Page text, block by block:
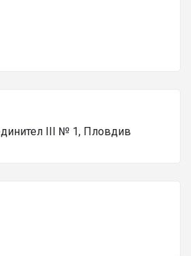
III № 1, Пловдив